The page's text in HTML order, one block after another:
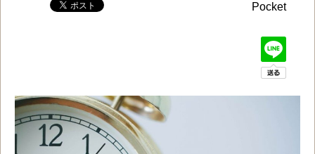
Pocket